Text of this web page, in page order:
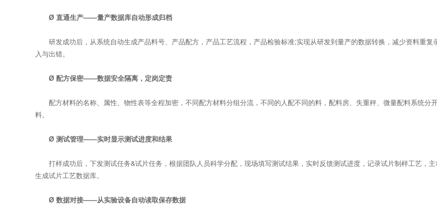
Ø 直通生产——量产数据库自动形成归档
研发成功后，从系统自动生成产品料号、产品配方，产品工艺流程，产品检验标准;实现从研发到量产的数据转换，减少资料重复
入与出错。
Ø 配方保密——数据安全隔离，定岗定责
配方材料的名称、属性、物性表等全程加密，不同配方材料分组分流，不同的人配不同的料，配料房、失重秤、微量配料系统分
料。
Ø 测试管理——实时显示测试进度和结果
打样成功后，下发测试任务&试片任务，根据团队人员科学分配，现场填写测试结果，实时反馈测试进度，记录试片制样工艺，主
生成试片工艺数据库。
Ø 数据对接——从实验设备自动读取保存数据